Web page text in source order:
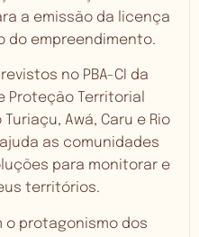
a emissão da licença
do empreendimento.
no PBA-CI da
Proteção Territorial
Awá, Caru e Rio
as comunidades
para monitorar e
territórios.
o protagonismo dos